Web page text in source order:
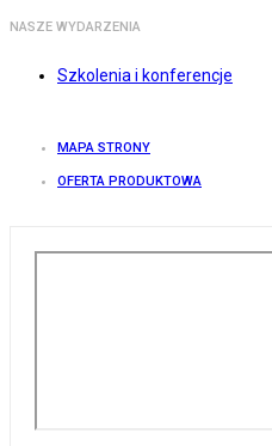
NASZE WYDARZENIA
Szkolenia i konferencje
MAPA STRONY
OFERTA PRODUKTOWA